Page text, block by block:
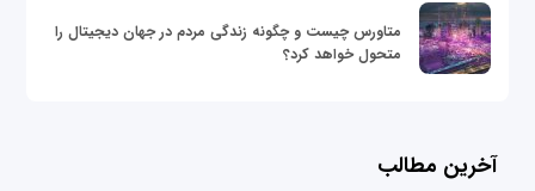
متاورس چیست و چگونه زندگی مردم در جهان دیجیتال را
متحول خواهد کرد؟
آخرین مطالب